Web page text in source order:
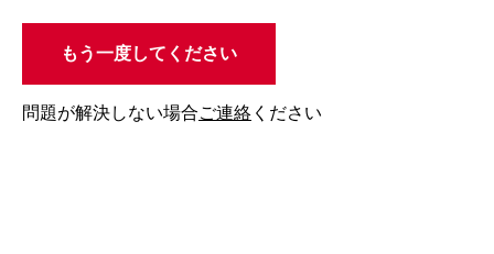
もう一度してください
問題が解決しない場合ご連絡 ください